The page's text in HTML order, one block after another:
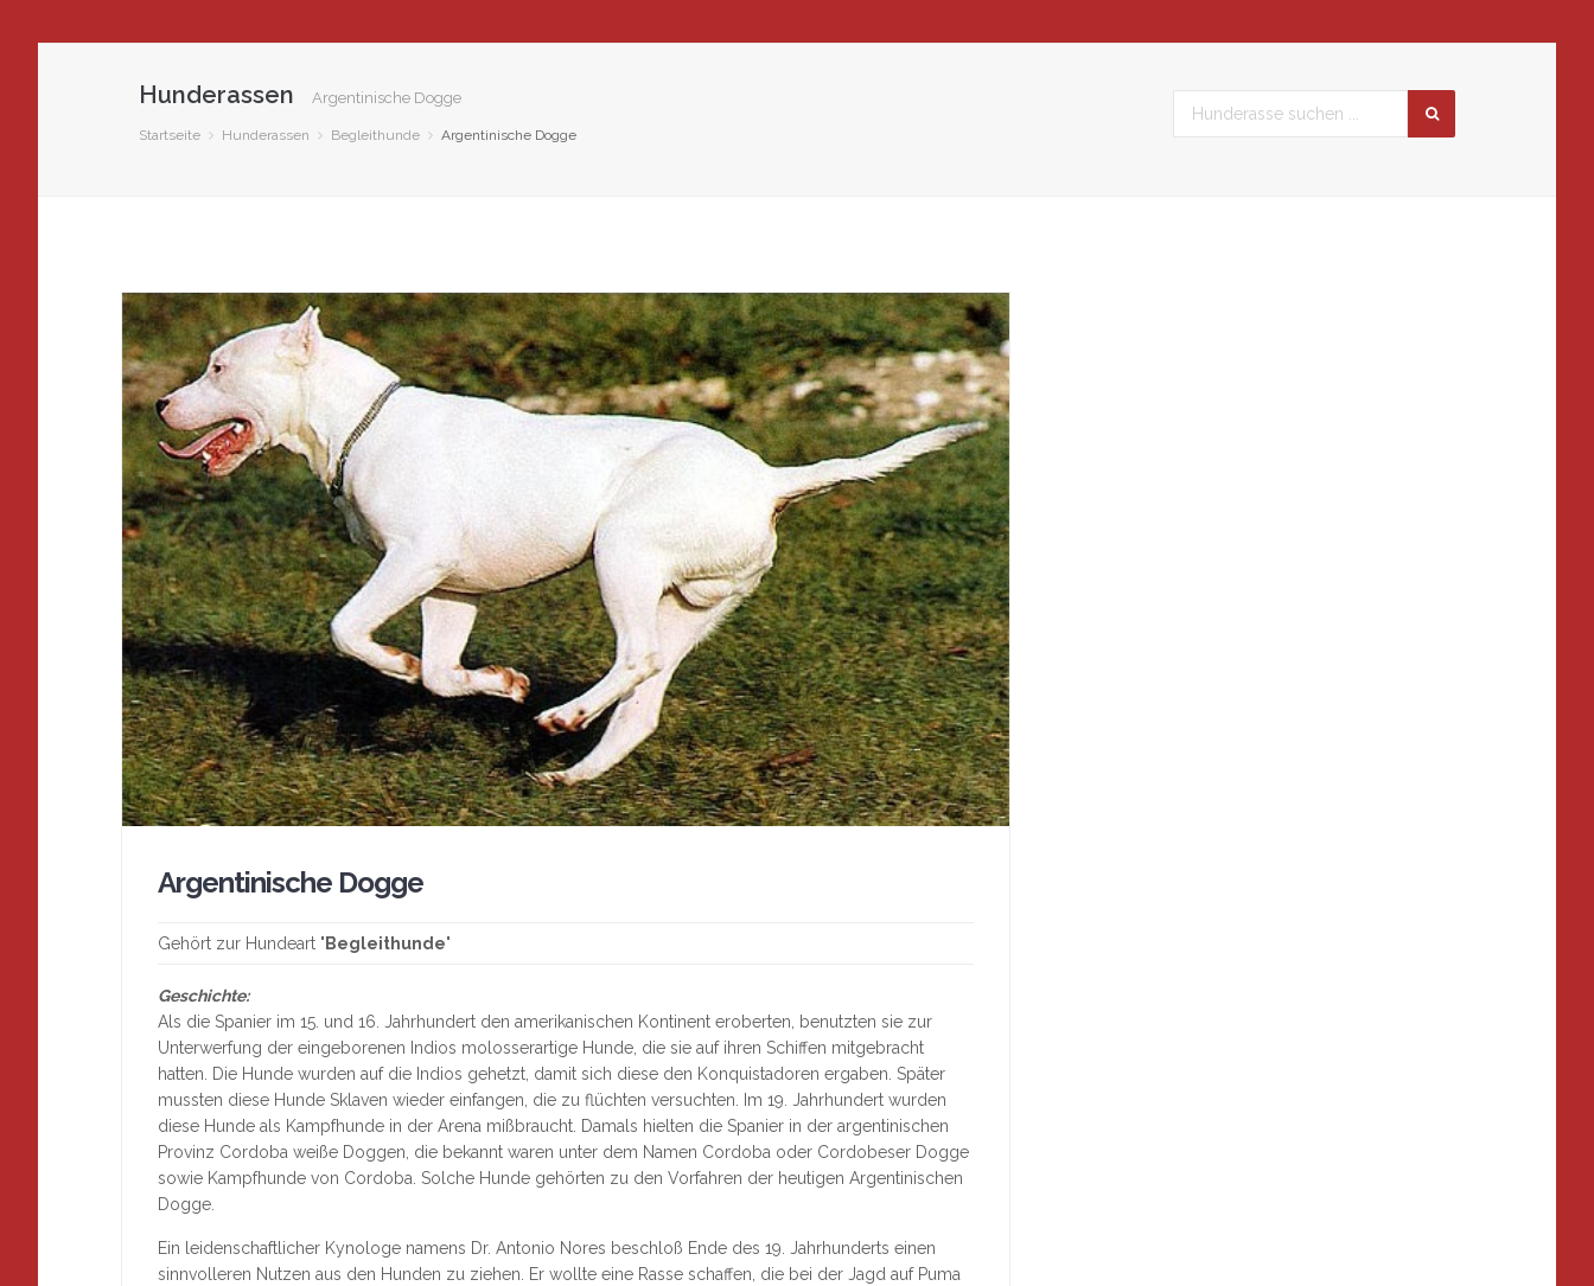
Hunderassen Argentinische Dogge
Startseite Hunderassen Begleithunde Argentinische Dogge
Argentinische Dogge
Gehört zur Hundeart " Begleithunde"
Geschichte:
Als die Spanier im 15. und 16. Jahrhundert den amerikanischen Kontinent eroberten, benutzten sie zur
Unterwerfung der eingeborenen Indios molosserartige Hunde, die sie auf ihren Schiffen mitgebracht
hatten. Die Hunde wurden auf die Indios gehetzt, damit sich diese den Konquistadoren ergaben. Später
mussten diese Hunde Sklaven wieder einfangen, die zu flüchten versuchten. Im 19. Jahrhundert wurden
diese Hunde als Kampfhunde in der Arena mißbraucht. Damals hielten die Spanier in der argentinischen
Provinz Cordoba weiße Doggen, die bekannt waren unter dem Namen Cordoba oder Cordobeser Dogge
sowie Kampfhunde von Cordoba. Solche Hunde gehörten zu den Vorfahren der heutigen Argentinischen
Dogge.
Ein leidenschaftlicher Kynologe namens Dr. Antonio Nores beschloß Ende des 19. Jahrhunderts einen
sinnvolleren Nutzen aus den Hunden zu ziehen. Er wollte eine Rasse schaffen, die bei der Jagd auf Puma